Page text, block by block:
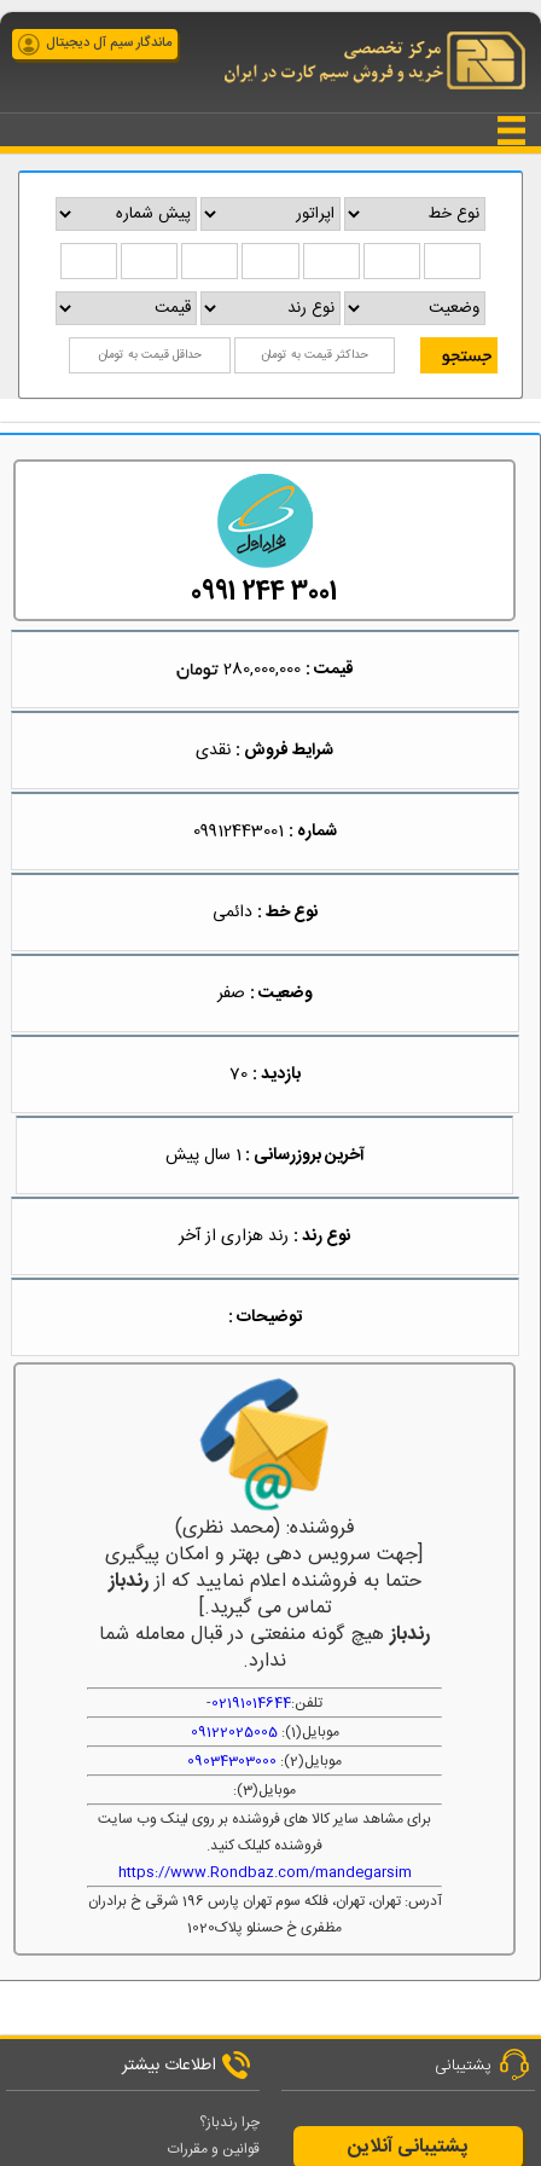
ماندگار سیم آل دیجیتال
0991 244 3001
قیمت : 280,000,000
شرایط فروش : نقدی
شماره : 09912443001
نوع خط : دائمی
وضعیت : صفر
بازدید : 70
آخرین بروزرسانی : 1 سال پیش
نوع رند : رند هزاری از آخر
توضیحات :
فروشنده: (محمد نظری)
[جهت سرویس دهی بهتر و امکان پیگیری
حتما به فروشنده اعلام نمایید که ازرندباز
تماس می گیرید.]
رندبازهیچ گونه منفعتی در قبال معامله شما
ندارد.
تلفن:02191014644
-
موبایل(1):
09122025005
موبایل(2):
09034303000
موبایل(3):
برای مشاهد سایر کالا های فروشنده بر روی لینک وب سایت
فروشنده کلیلک کنید.
https://www.Rondbaz.com/mandegarsim
آدرس: تهران، تهران، فلکه سوم تهران پارس 196 شرقی خ برادران
مظفری خ حسنلو پلاک1020
پشتیبانی
پشتیبانی آنلاین
اطلاعات بیشتر
چرا رندباز؟
قوانین و مقررات